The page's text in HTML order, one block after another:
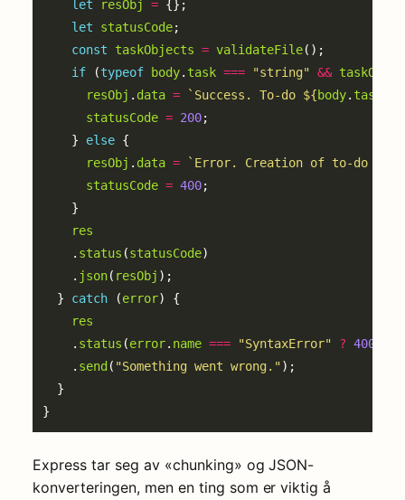
let resObj =
let
statusCode
const
taskObjects = validateFile
if (typeof body. task === "string" &&
resObj . data = `Success. To-do ${body. task
statusCode = 200
    }
else
resObj . data = `Error. Creation of to-do
statusCode = 400
res
    .
status (statusCode
    .
json( resObj
  }
catch (error
res
    .
status (error. name === "SyntaxError" ? 400
    .
send ( "Something went wrong."
Express tar seg av «chunking» og JSON-
konverteringen, men en ting som er viktig å